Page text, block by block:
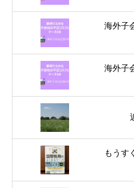
海外子
海外子
もうす